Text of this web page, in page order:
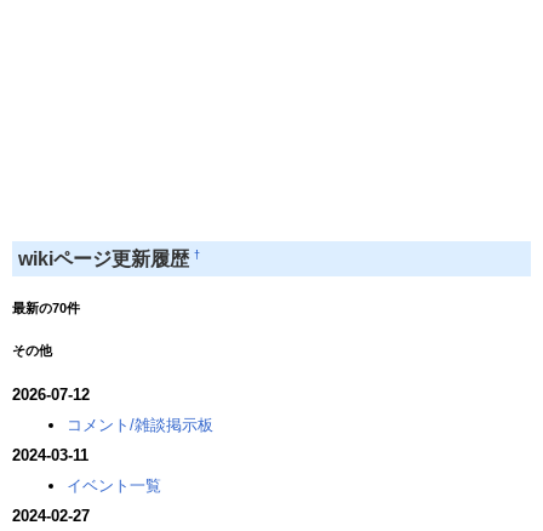
wikiページ更新履歴 †
最新の70件
その他
2026-07-12
コメント/雑談掲示板
2024-03-11
イベント一覧
2024-02-27